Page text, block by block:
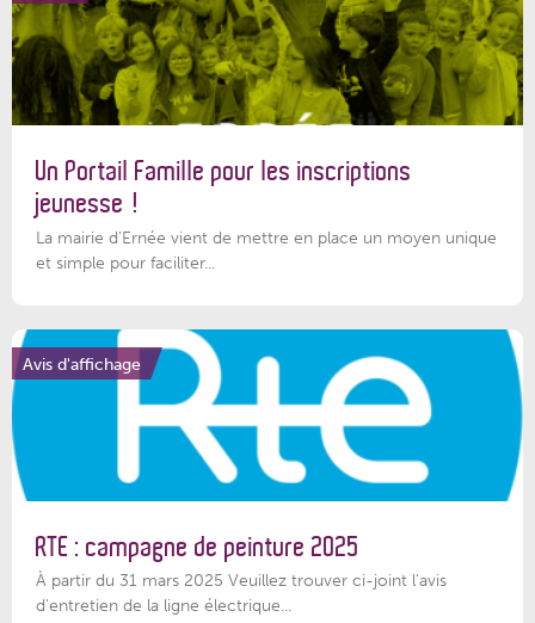
Un Portail Famille pour les inscriptions
jeunesse !
La mairie d’Ernée vient de mettre en place un moyen unique
et simple pour faciliter...
Avis d'affichage
RTE : campagne de peinture 2025
À partir du 31 mars 2025 Veuillez trouver ci-joint l'avis
d'entretien de la ligne électrique...